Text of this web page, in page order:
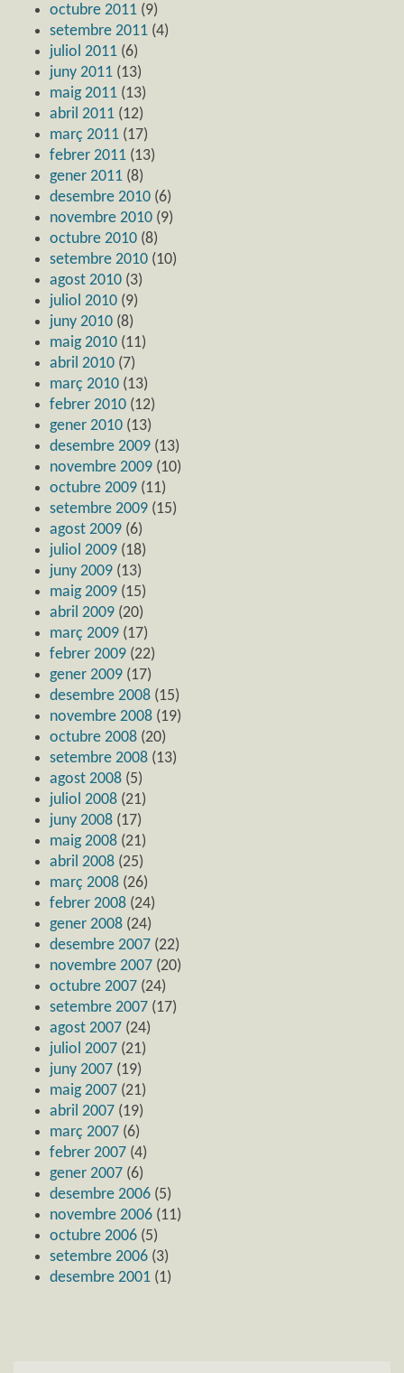
octubre 2011 (9)
setembre 2011 (4)
juliol 2011 (6)
juny 2011 (13)
maig 2011 (13)
abril 2011 (12)
març 2011 (17)
febrer 2011 (13)
gener 2011 (8)
desembre 2010 (6)
novembre 2010 (9)
octubre 2010 (8)
setembre 2010 (10)
agost 2010 (3)
juliol 2010 (9)
juny 2010 (8)
maig 2010 (11)
abril 2010 (7)
març 2010 (13)
febrer 2010 (12)
gener 2010 (13)
desembre 2009 (13)
novembre 2009 (10)
octubre 2009 (11)
setembre 2009 (15)
agost 2009 (6)
juliol 2009 (18)
juny 2009 (13)
maig 2009 (15)
abril 2009 (20)
març 2009 (17)
febrer 2009 (22)
gener 2009 (17)
desembre 2008 (15)
novembre 2008 (19)
octubre 2008 (20)
setembre 2008 (13)
agost 2008 (5)
juliol 2008 (21)
juny 2008 (17)
maig 2008 (21)
abril 2008 (25)
març 2008 (26)
febrer 2008 (24)
gener 2008 (24)
desembre 2007 (22)
novembre 2007 (20)
octubre 2007 (24)
setembre 2007 (17)
agost 2007 (24)
juliol 2007 (21)
juny 2007 (19)
maig 2007 (21)
abril 2007 (19)
març 2007 (6)
febrer 2007 (4)
gener 2007 (6)
desembre 2006 (5)
novembre 2006 (11)
octubre 2006 (5)
setembre 2006 (3)
desembre 2001 (1)